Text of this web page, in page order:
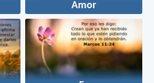
Amor